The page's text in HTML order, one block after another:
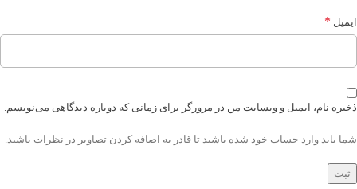
ایمیل *
ذخیره نام، ایمیل و وبسایت من در مرورگر برای زمانی که دوباره دیدگاهی می‌نویسم.
شما باید وارد حساب خود شده باشید تا قادر به اضافه کردن تصاویر در نظرات باشید.